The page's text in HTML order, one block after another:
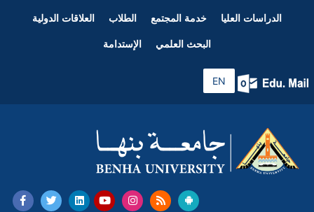
الدراسات العليا خدمة المجتمع الطلاب العلاقات الدولية
البحث العلمي الإستدامة
EN